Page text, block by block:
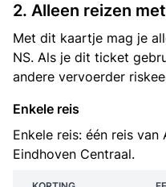
2. Alleen reizen
Met dit kaartje mag je
NS. Als je dit ticket
andere vervoerder
Enkele reis
Enkele reis: één reis
Eindhoven Centraal.